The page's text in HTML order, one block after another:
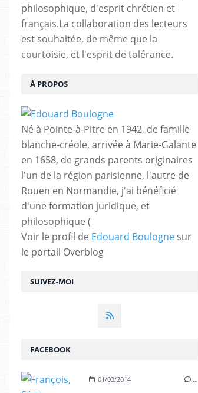
SUIVEZ-MOI
philosophique, d'esprit chrétien et
français.La collaboration des lecteurs
est souhaitée, de même que la
courtoisie, et l'esprit de tolérance.
À PROPOS
Né à Pointe-à-Pitre en 1942, de famille
blanche-créole, arrivée à Marie-Galante
en 1658, de grands parents originaires
l'un de la région parisienne, l'autre de
Rouen en Normandie, j'ai bénéficié
d'une formation juridique, et
philosophique (
Voir le profil de Edouard Boulogne sur
le portail Overblog
FACEBOOK
01/03/2014 …